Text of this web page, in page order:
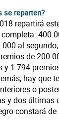
se reparten?
repartirá
al
de
y 1.794
hay que
o
y dos últimas
constará